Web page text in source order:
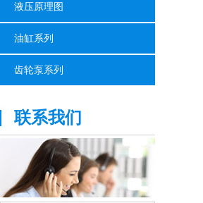
液压原理图
油缸系列
齿轮泵系列
联系我们